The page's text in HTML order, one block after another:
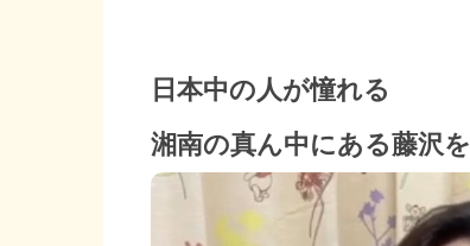
日本中の人が憧れる
湘南の真ん中にある藤沢を